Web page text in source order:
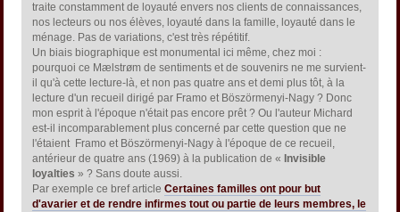
traite constamment de loyauté envers nos clients de connaissances,
nos lecteurs ou nos élèves, loyauté dans la famille, loyauté dans le
ménage. Pas de variations, c'est très répétitif.
Un biais biographique est monumental ici même, chez moi :
pourquoi ce Mælstrøm de sentiments et de souvenirs ne me survient-
il qu'à cette lecture-là, et non pas quatre ans et demi plus tôt, à la
lecture d'un recueil dirigé par Framo et Böszörmenyi-Nagy ? Donc
mon esprit à l'époque n'était pas encore prêt ? Ou l'auteur Michard
est-il incomparablement plus concerné par cette question que ne
l'étaient Framo et Böszörmenyi-Nagy à l'époque de ce recueil,
antérieur de quatre ans (1969) à la publication de « Invisible
loyalties » ? Sans doute aussi.
Par exemple ce bref articleCertaines familles ont pour but
d'avarier et de rendre infirmes tout ou partie de leurs membres, le